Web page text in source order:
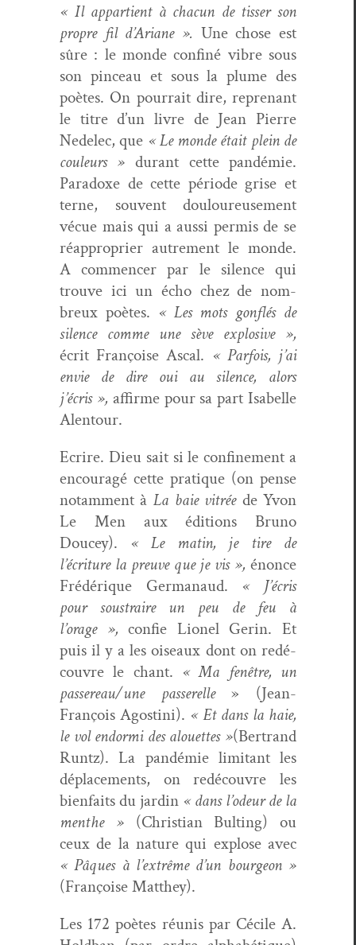
« Il appar­tient à cha­cun de tiss­er son
pro­pre fil d’Ariane ». Une chose est
sûre : le monde con­finé vibre sous
son pinceau et sous la plume des
poètes. On pour­rait dire, reprenant
le titre d’un livre de Jean Pierre
Ned­elec, que « Le monde était plein de
couleurs » durant cette pandémie.
Para­doxe de cette péri­ode grise et
terne, sou­vent douloureuse­ment
vécue mais qui a aus­si per­mis de se
réap­pro­prier autrement le monde.
A com­mencer par le silence qui
trou­ve ici un écho chez de nom­
breux poètes. « Les mots gon­flés de
silence comme une sève explo­sive »,
écrit Françoise Ascal. « Par­fois, j’ai
envie de dire oui au silence, alors
j’écris », affirme pour sa part Isabelle
Alentour.
Ecrire. Dieu sait si le con­fine­ment a
encour­agé cette pra­tique (on pense
notam­ment à La baie vit­réede Yvon
Le Men aux édi­tions Bruno
Doucey). « Le matin, je tire de
l’écriture la preuve que je vis », énonce
Frédérique Ger­manaud. « J’écris
pour sous­traire un peu de feu à
l’orage », con­fie Lionel Gerin. Et
puis il y a les oiseaux dont on redé­
cou­vre le chant. « Ma fenêtre, un
passereau/une passerelle» (Jean-
François Agos­ti­ni). « Et dans la haie,
le vol endor­mi des alou­ettes »(Bertrand
Runtz). La pandémie lim­i­tant les
déplace­ments, on redé­cou­vre les
bien­faits du jardin « dans l’odeur de la
men­the »(Chris­t­ian Bult­ing) ou
ceux de la nature qui explose avec
« Pâques à l’extrême d’un bour­geon »
(Françoise Matthey).
Les 172 poètes réu­nis par Cécile A.